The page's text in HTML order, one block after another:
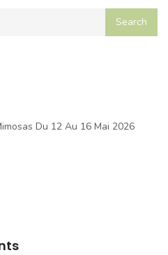
Du 12 Au 16 Mai 2026